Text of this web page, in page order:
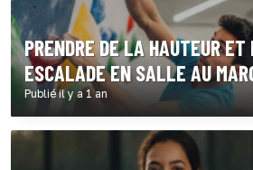
PRENDRE DE LA HAUTEUR ET
ESCALADE EN SALLE AU
Publié il y a 1 an